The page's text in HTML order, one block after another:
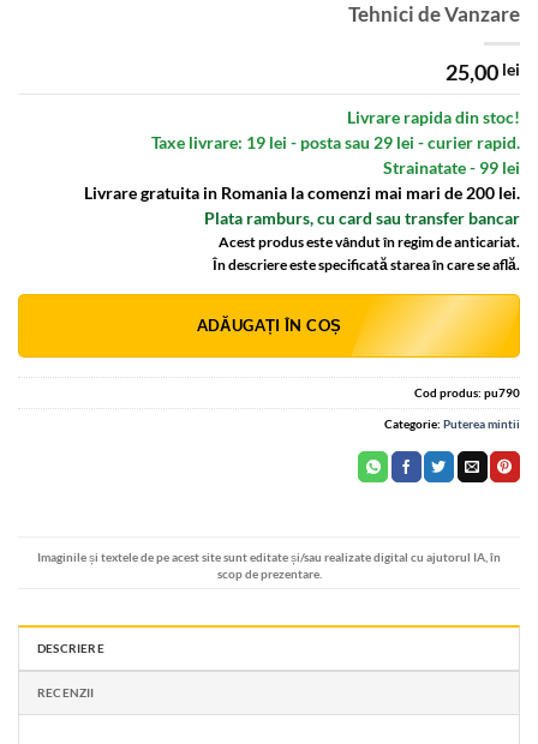
Tehnici de Vanzare
25,00 lei
Livrare rapida din stoc!
Taxe livrare: 19 lei - posta sau 29 lei - curier rapid.
Strainatate - 99 lei
Livrare gratuita in Romania la comenzi mai mari de 200 lei.
Plata ramburs, cu card sau transfer bancar
Acest produs este vândut în regim de anticariat.
În descriere este specificată starea în care se află.
ADĂUGAȚI ÎN COȘ
Cod produs: pu790
Categorie: Puterea mintii
Imaginile și textele de pe acest site sunt editate și/sau realizate digital cu ajutorul IA, în
scop de prezentare.
DESCRIERE
RECENZII